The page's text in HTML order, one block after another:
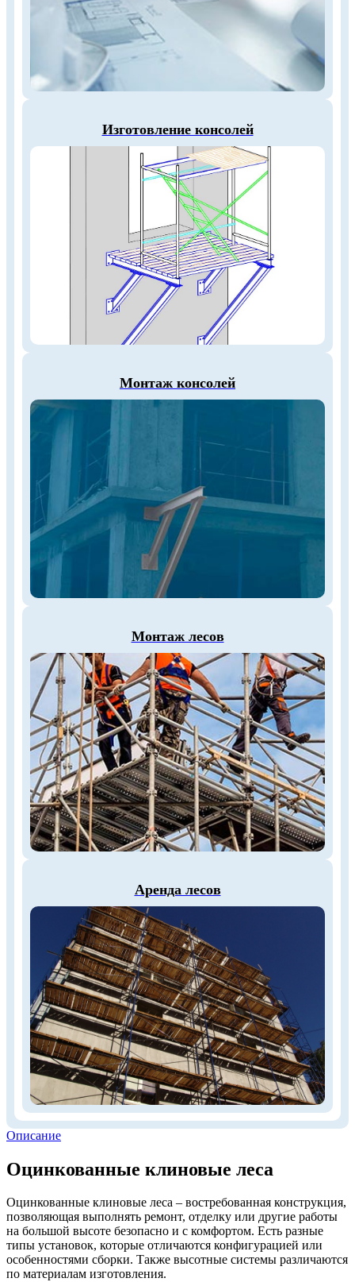
Изготовление консолей
Монтаж консолей
Монтаж лесов
Аренда лесов
Описание
Оцинкованные клиновые леса
Оцинкованные клиновые леса – востребованная конструкция,
позволяющая выполнять ремонт, отделку или другие работы
на большой высоте безопасно и с комфортом. Есть разные
типы установок, которые отличаются конфигурацией или
особенностями сборки. Также высотные системы различаются
по материалам изготовления.